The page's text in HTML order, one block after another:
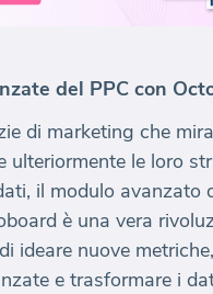
del PPC con
di marketing che
ulteriormente le loro
il modulo avanzato
è una vera
ideare nuove
e trasformare i